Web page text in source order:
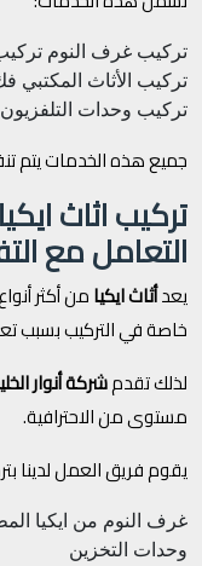
تركيب غرف النوم
تركيب الأثاث المكتبي
تركيب وحدات التلفزيون
جميع هذه الخدمات يتم
تركيب اثاث
التعامل مع
يعدأثاث ايكيامن أكثر
خاصة في التركيب بسبب
لذلك تقدمشركة أنوار
مستوى من الاحترافية.
يقوم فريق العمل لدينا
غرف النوم من ايكيا
وحدات التخزين